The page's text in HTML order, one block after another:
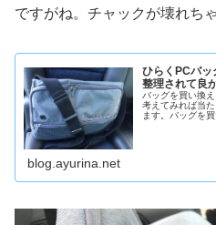
ですがね。チャックが壊れち
ひらくPCバ
整理されて良
バッグを買い換
考えてみれば当
ます。バッグを
blog.ayurina.net